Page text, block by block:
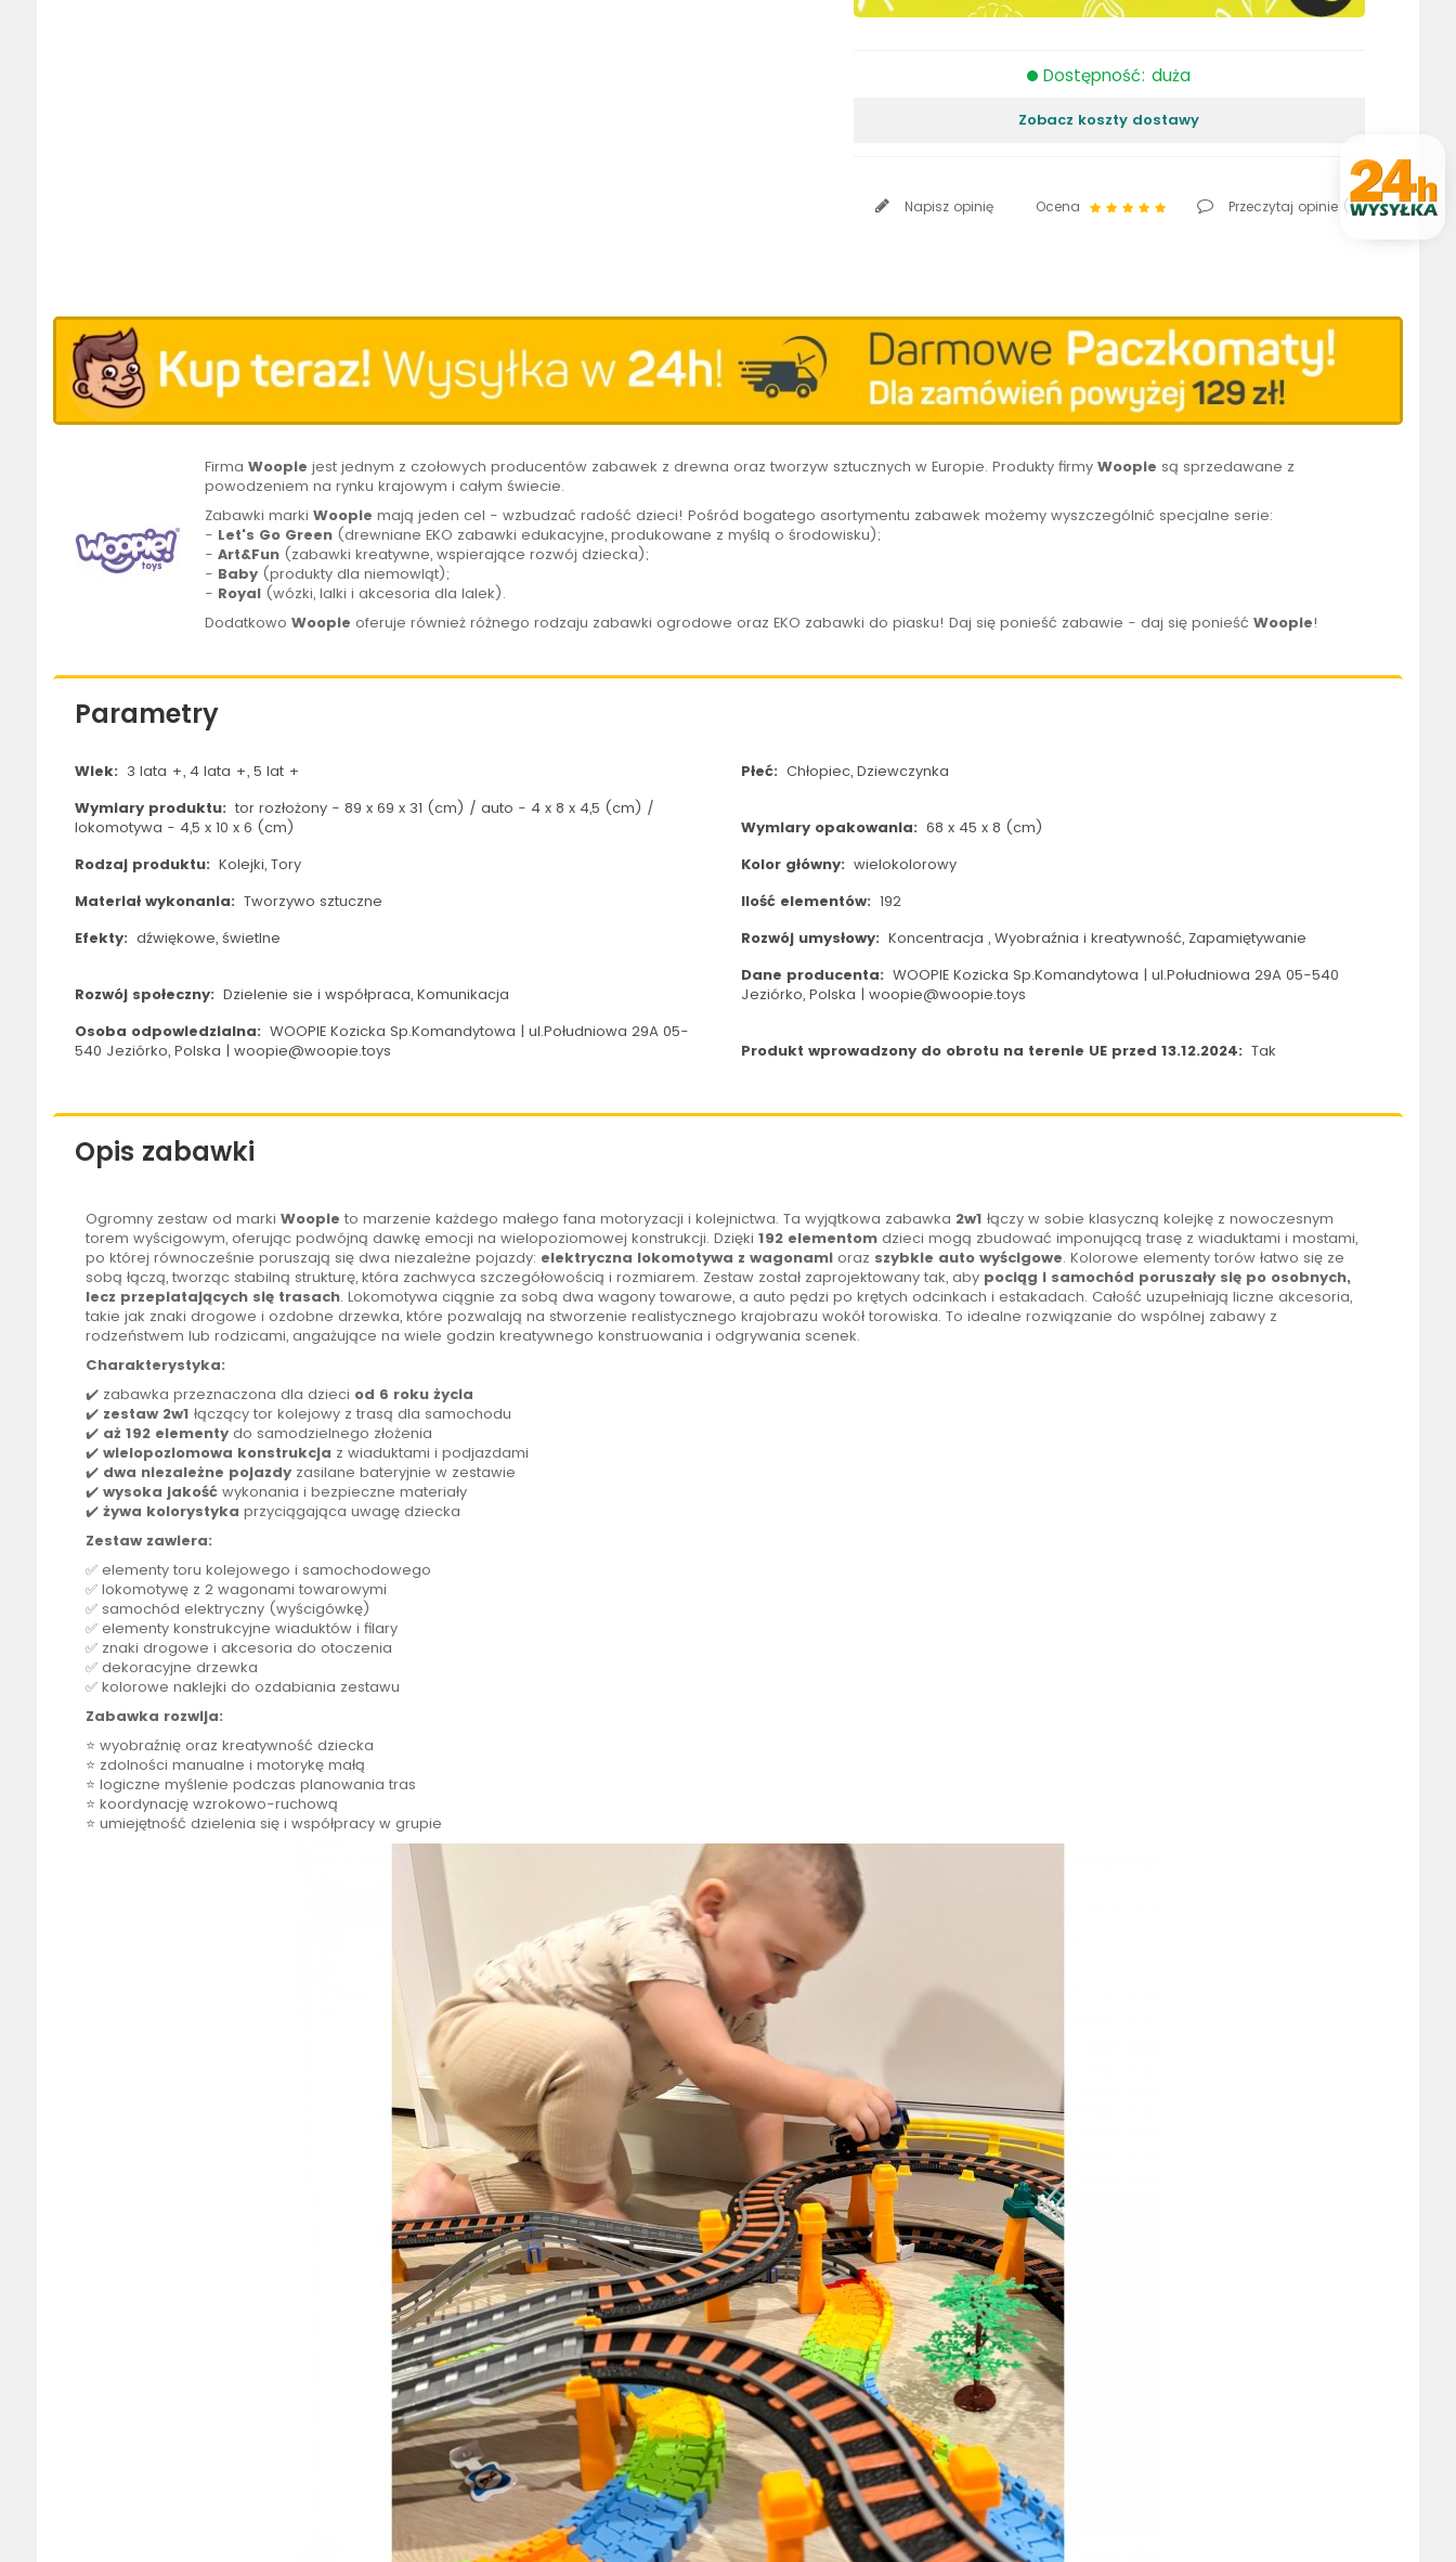
Dostępność: duża
Zobacz koszty dostawy
Napisz opinię Ocena Przeczytaj opinie (1)
FirmaWoopiejest jednym z czołowych producentów zabawek z drewna oraz tworzyw sztucznych w Europie. Produkty firmyWoopie są sprzedawane z
powodzeniem na rynku krajowym i całym świecie.
Zabawki markiWoopie mają jeden cel - wzbudzać radość dzieci! Pośród bogatego asortymentu zabawek możemy wyszczególnić specjalne serie:
- Let's Go Green (drewniane EKO zabawki edukacyjne, produkowane z myślą o środowisku);
-Art&Fun (zabawki kreatywne, wspierające rozwój dziecka);
- Baby (produkty dla niemowląt);
- Royal (wózki, lalki i akcesoria dla lalek).
DodatkowoWoopie oferuje również różnego rodzaju zabawki ogrodowe oraz EKO zabawki do piasku! Daj się ponieść zabawie - daj się ponieśćWoopie!
Parametry
Wiek: 3 lata +, 4 lata +, 5 lat + Płeć: Chłopiec, Dziewczynka
Wymiary produktu: tor rozłożony - 89 x 69 x 31 (cm) / auto - 4 x 8 x 4,5 (cm) /
lokomotywa - 4,5 x 10 x 6 (cm)
Wymiary opakowania: 68 x 45 x 8 (cm)
Rodzaj produktu: Kolejki, Tory Kolor główny: wielokolorowy
Materiał wykonania: Tworzywo sztuczne Ilość elementów: 192
Efekty: dźwiękowe, świetlne Rozwój umysłowy: Koncentracja , Wyobraźnia i kreatywność, Zapamiętywanie
Rozwój społeczny: Dzielenie sie i współpraca, Komunikacja
Dane producenta: WOOPIE Kozicka Sp.Komandytowa | ul.Południowa 29A 05-540
Jeziórko, Polska | woopie@woopie.toys
Osoba odpowiedzialna: WOOPIE Kozicka Sp.Komandytowa | ul.Południowa 29A 05-
540 Jeziórko, Polska | woopie@woopie.toys
Produkt wprowadzony do obrotu na terenie UE przed 13.12.2024: Tak
Opis zabawki
Ogromny zestaw od marki Woopie to marzenie każdego małego fana motoryzacji i kolejnictwa. Ta wyjątkowa zabawka 2w1 łączy w sobie klasyczną kolejkę z nowoczesnym
torem wyścigowym, oferując podwójną dawkę emocji na wielopoziomowej konstrukcji. Dzięki 192 elementomdzieci mogą zbudować imponującą trasę z wiaduktami i mostami,
po której równocześnie poruszają się dwa niezależne pojazdy: elektryczna lokomotywa z wagonamioraz szybkie auto wyścigowe. Kolorowe elementy torów łatwo się ze
sobą łączą, tworząc stabilną strukturę, która zachwyca szczegółowością i rozmiarem. Zestaw został zaprojektowany tak, aby pociąg i samochód poruszały się po osobnych,
lecz przeplatających się trasach. Lokomotywa ciągnie za sobą dwa wagony towarowe, a auto pędzi po krętych odcinkach i estakadach. Całość uzupełniają liczne akcesoria,
takie jak znaki drogowe i ozdobne drzewka, które pozwalają na stworzenie realistycznego krajobrazu wokół torowiska. To idealne rozwiązanie do wspólnej zabawy z
rodzeństwem lub rodzicami, angażujące na wiele godzin kreatywnego konstruowania i odgrywania scenek.
Charakterystyka:
✔️ zabawka przeznaczona dla dzieci od 6 roku życia
✔️ zestaw 2w1 łączący tor kolejowy z trasą dla samochodu
✔️ aż 192 elementydo samodzielnego złożenia
✔️ wielopoziomowa konstrukcja z wiaduktami i podjazdami
✔️ dwa niezależne pojazdyzasilane bateryjnie w zestawie
✔️ wysoka jakośćwykonania i bezpieczne materiały
✔️ żywa kolorystyka przyciągająca uwagę dziecka
Zestaw zawiera:
✅ elementy toru kolejowego i samochodowego
✅ lokomotywę z 2 wagonami towarowymi
✅ samochód elektryczny (wyścigówkę)
✅ elementy konstrukcyjne wiaduktów i filary
✅ znaki drogowe i akcesoria do otoczenia
✅ dekoracyjne drzewka
✅ kolorowe naklejki do ozdabiania zestawu
Zabawka rozwija:
⭐ wyobraźnię oraz kreatywność dziecka
⭐ zdolności manualne i motorykę małą
⭐ logiczne myślenie podczas planowania tras
⭐ koordynację wzrokowo-ruchową
⭐ umiejętność dzielenia się i współpracy w grupie